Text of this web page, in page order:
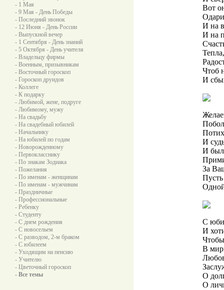
- 1 Мая
- 9 Мая - День Победы
- Последний звонок
- 12 Июня - День России
- Выпускной вечер
- 1 Сентября - День знаний
- 5 Октября - День учителя
- Владельцу фирмы
- Военным, призывникам
- Восточный гороскоп
- Гороскоп друидов
- Коллеге
- К подарку
- Любимой, жене, подруге
- Любимому, мужу
- На свадьбу
- На свадебный юбилей
- Начальнику
- На юбилей по годам
- Новорожденному
- Первокласснику
- По знакам Зодиака
- Пожелания
- По именам - женщинам
- По именам - мужчинам
- Праздничные
- Профессиональные
- Ребенку
- Студенту
- С днем рождения
- С новосельем
- С разводом, 2-м браком
- С юбилеем
- Уходящим на пенсию
- Учителю
- Цветочный гороскоп
- Все темы
Вот
И на
И на
Чтоб
И
И
И
За
С
И
В
О
О